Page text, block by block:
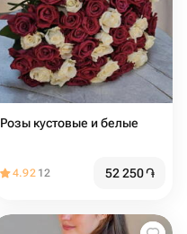
Розы кустовые и белые
4.92 12 52 250֏